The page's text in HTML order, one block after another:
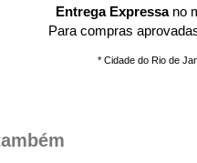
Entrega Expressano
Para compras
* Cidade do Rio de